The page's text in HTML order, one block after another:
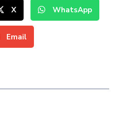
X WhatsApp
Email